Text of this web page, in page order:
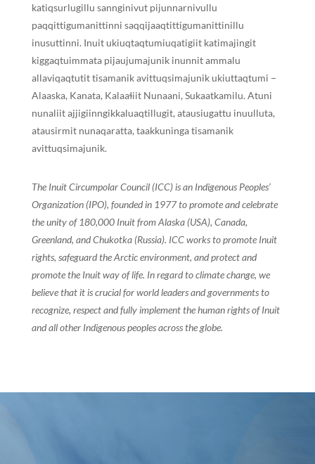
katiqsurlugillu sannginivut pijunnarnivullu
paqqittigumanittinni saqqijaaqtittigumanittinillu
inusuttinni. Inuit ukiuqtaqtumiuqatigiit katimajingit
kiggaqtuimmata pijaujumajunik inunnit ammalu
allaviqaqtutit tisamanik avittuqsimajunik ukiuttaqtumi −
Alaaska, Kanata, Kalaaɬiit Nunaani, Sukaatkamilu. Atuni
nunaliit ajjigiinngikkaluaqtillugit, atausiugattu inuulluta,
atausirmit nunaqaratta, taakkuninga tisamanik
avittuqsimajunik.
The Inuit Circumpolar Council (ICC) is an Indigenous Peoples’
Organization (IPO), founded in 1977 to promote and celebrate
the unity of 180,000 Inuit from Alaska (USA), Canada,
Greenland, and Chukotka (Russia). ICC works to promote Inuit
rights, safeguard the Arctic environment, and protect and
promote the Inuit way of life. In regard to climate change, we
believe that it is crucial for world leaders and governments to
recognize, respect and fully implement the human rights of Inuit
and all other Indigenous peoples across the globe.